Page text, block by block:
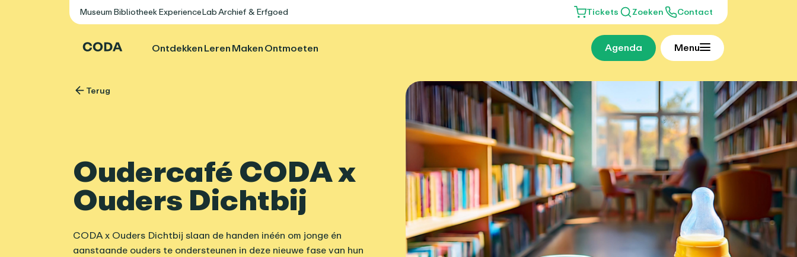
Museum Bibliotheek ExperienceLabArchief & Erfgoed Tickets Zoeken Contact
Ontdekken Leren Maken Ontmoeten Agenda Menu
Terug
Oudercafé CODA x
Ouders Dichtbij
CODA x Ouders Dichtbij slaan de handen inéén om jonge én
aanstaande ouders te ondersteunen in deze nieuwe fase van hun